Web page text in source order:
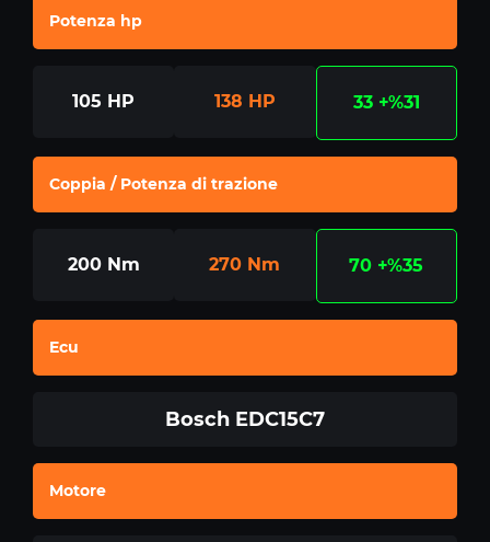
Potenza hp
105 HP 138 HP 33 +%31
Coppia / Potenza di trazione
200 Nm 270 Nm 70 +%35
Ecu
Bosch EDC15C7
Motore